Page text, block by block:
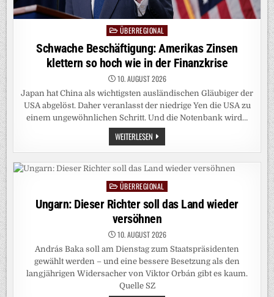
Posted
in
ÜBERREGIONAL
Schwache Beschäftigung: Amerikas Zinsen
klettern so hoch wie in der Finanzkrise
10. AUGUST 2026
Japan hat China als wichtigsten ausländischen Gläubiger der
USA abgelöst. Daher veranlasst der niedrige Yen die USA zu
einem ungewöhnlichen Schritt. Und die Notenbank wird…
WEITERLESEN SCHWACHE
BESCHÄFTIGUNG:
AMERIKAS
ZINSEN
KLETTERN
HOCH
WIE
IN
DER
FINANZKRISE
Posted
in
ÜBERREGIONAL
Ungarn: Dieser Richter soll das Land wieder
versöhnen
10. AUGUST 2026
András Baka soll am Dienstag zum Staatspräsidenten
gewählt werden – und eine bessere Besetzung als den
langjährigen Widersacher von Viktor Orbán gibt es kaum.
Quelle SZ